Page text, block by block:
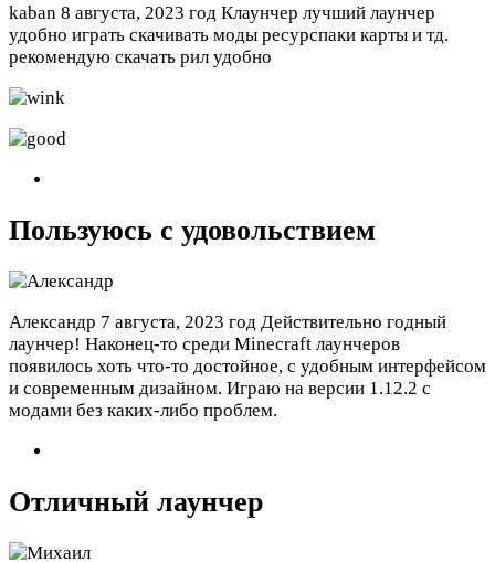
kaban 8 августа, 2023 год Клаунчер лучший лаунчер
удобно играть скачивать моды ресурспаки карты и тд.
рекомендую скачать рил удобно
Пользуюсь с удовольствием
Александр 7 августа, 2023 год Действительно годный
лаунчер! Наконец-то среди Minecraft лаунчеров
появилось хоть что-то достойное, с удобным интерфейсом
и современным дизайном. Играю на версии 1.12.2 с
модами без каких-либо проблем.
Отличный лаунчер